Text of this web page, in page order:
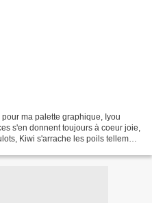
ma palette graphique, Iyou
s'en donnent toujours à coeur joie,
Kiwi s'arrache les poils tellement